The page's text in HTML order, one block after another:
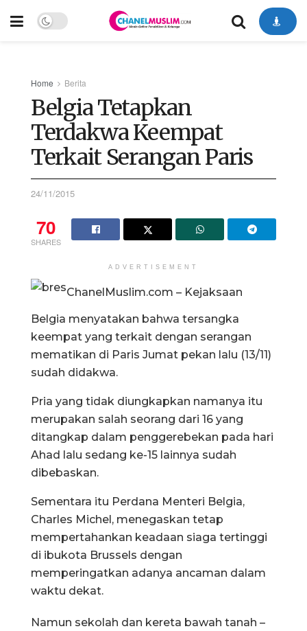
Home Berita
Belgia Tetapkan
Terdakwa Keempat
Terkait Serangan Paris
24/11/2015
70
SHARES
ADVERTISEMENT
ChanelMuslim.com – Kejaksaan
Belgia menyatakan bahwa tersangka
keempat yang terkait dengan serangan
mematikan di Paris Jumat pekan lalu (13/11)
sudah didakwa.
Pria yang tidak diungkapkan namanya itu
merupakan salah seorang dari 16 yang
ditangkap dalam penggerebekan pada hari
Ahad lalu sedang ke-15 lainnya sudah
dibebaskan.
Sementara itu Perdana Menteri Belgia,
Charles Michel, menegaskan tetap
mempertahankan keadaan siaga tertinggi
di ibukota Brussels dengan
memperingatkan adanya ancaman dalam
waktu dekat.
Namun sekolah dan kereta bawah tanah –